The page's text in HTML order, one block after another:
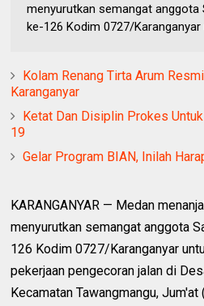
menyurutkan semangat anggota
ke-126 Kodim 0727/
Kolam Renang Tirta Arum
Karanganyar
Ketat Dan Disiplin Prokes
19
Gelar Program BIAN, Inilah
KARANGANYAR — Medan
menyurutkan semangat anggota
126 Kodim 0727/Karanganyar
pekerjaan pengecoran jalan di
Kecamatan Tawangmangu,